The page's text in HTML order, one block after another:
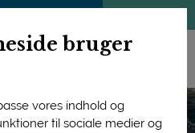
bruger
vores indhold og
til sociale medier og